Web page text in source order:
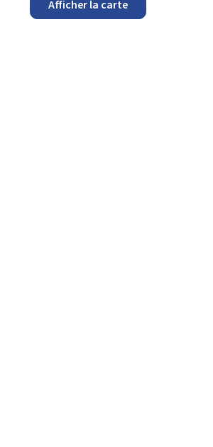
Afficher la carte